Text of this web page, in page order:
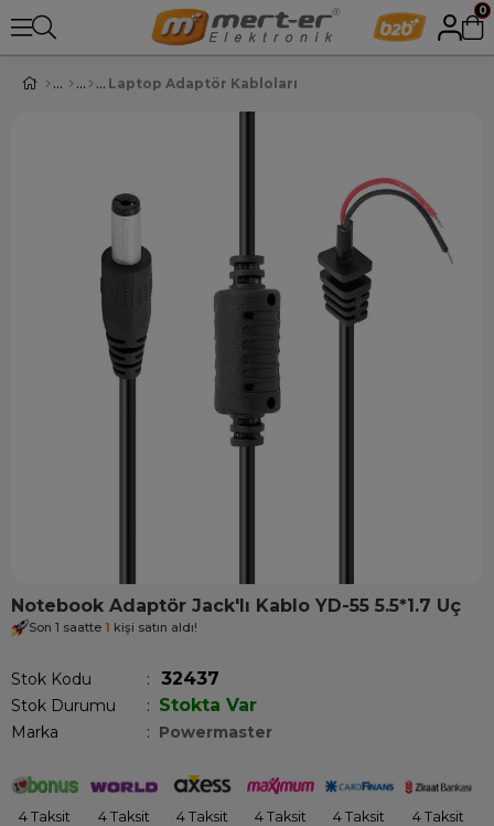
0
Laptop Adaptör Kabloları
Notebook Adaptör Jack'lı Kablo YD-55 5.5*1.7 Uç
Son 1 saatte 1 kişi satın aldı!
Stok Kodu 32437
Stok Durumu : Stokta Var
Marka : Powermaster
4 Taksit 4 Taksit 4 Taksit 4 Taksit 4 Taksit 4 Taksit